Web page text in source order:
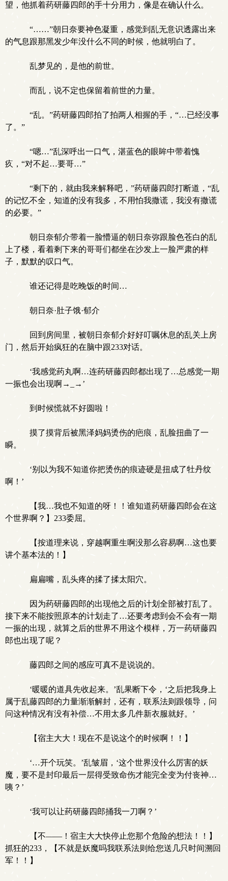
望，他抓着药研藤四郎的手十分用力，像是在确认什么。
“……”朝日奈要神色凝重，感觉到乱无意识透露出来
的气息跟那黑发少年没什么不同的时候，他就明白了。
乱梦见的，是他的前世。
而乱，说不定也保留着前世的力量。
“乱。”药研藤四郎拍了拍两人相握的手，“…已经没事
了。”
“嗯…”乱深呼出一口气，湛蓝色的眼眸中带着愧
疚，“对不起…要哥…”
“剩下的，就由我来解释吧，”药研藤四郎打断道，“乱
的记忆不全，知道的没有我多，不用怕我撒谎，我没有撒谎
的必要。”
朝日奈郁介带着一脸懵逼的朝日奈弥跟脸色苍白的乱
上了楼，看着剩下来的哥哥们都坐在沙发上一脸严肃的样
子，默默的叹口气。
谁还记得是吃晚饭的时间…
朝日奈·肚子饿·郁介
回到房间里，被朝日奈郁介好好叮嘱休息的乱关上房
门，然后开始疯狂的在脑中跟233对话。
‘我感觉药丸啊…连药研藤四郎都出现了…总感觉一期
一振也会出现啊→_→’
到时候慌就不好圆啦！
摸了摸背后被黑泽妈妈烫伤的疤痕，乱脸扭曲了一
瞬。
‘别以为我不知道你把烫伤的痕迹硬是扭成了牡丹纹
啊！’
【我…我也不知道的呀！！谁知道药研藤四郎会在这
个世界啊？】233委屈。
【按道理来说，穿越啊重生啊没那么容易啊…这也要
讲个基本法的！】
扁扁嘴，乱头疼的揉了揉太阳穴。
因为药研藤四郎的出现他之后的计划全部被打乱了。
接下来不能按照原本的计划走了…还要考虑到会不会有一期
一振的出现，就算之后的世界不用这个模样，万一药研藤四
郎也出现了呢？
藤四郎之间的感应可真不是说说的。
‘暖暖的道具先收起来。’乱果断下令，‘之后把我身上
属于乱藤四郎的力量渐渐解封，还有，联系法则跟领导，问
问这种情况有没有补偿…不用太多几件新衣服就好。’
【宿主大大！现在不是说这个的时候啊！！】
‘…开个玩笑。’乱皱眉，‘这个世界没什么厉害的妖
魔，要不是封印最后一层得受致命伤才能完全变为付丧神…
咦？’
‘我可以让药研藤四郎捅我一刀啊？’
【不——！宿主大大快停止您那个危险的想法！！】
抓狂的233，【不就是妖魔吗我联系法则给您送几只时间溯回
军！！】